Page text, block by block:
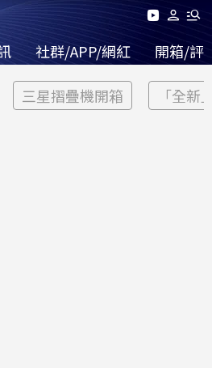
社群/APP/網紅 開箱/評
三星摺疊機開箱 「全新